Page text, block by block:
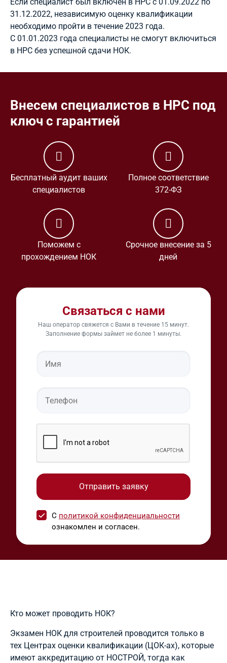
31.12.2022, независимую оценку квалификации
необходимо пройти в течение 2023 года.
С 01.01.2023 года специалисты не смогут включиться
в НРС без успешной сдачи НОК.
Внесем специалистов в НРС под
ключ с гарантией
Бесплатный аудит ваших
специалистов
Полное соответствие
372-ФЗ
Поможем с
прохождением НОК
Срочное внесение за 5
дней
Связаться с нами
Наш оператор свяжется с Вами в течение 15 минут.
Заполнение формы займет не более 1 минуты.
С политикой конфиденциальности
ознакомлен и согласен.
Кто может проводить НОК?
Экзамен НОК для строителей проводится только в
тех Центрах оценки квалификации (ЦОК-ах), которые
имеют аккредитацию от НОСТРОЙ, тогда как